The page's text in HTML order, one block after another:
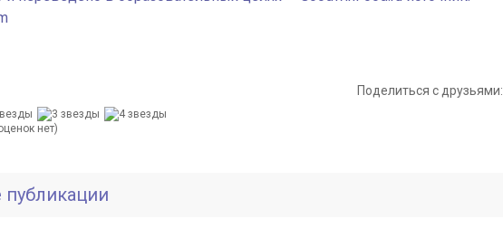
нет)
Поделиться с друзьями: